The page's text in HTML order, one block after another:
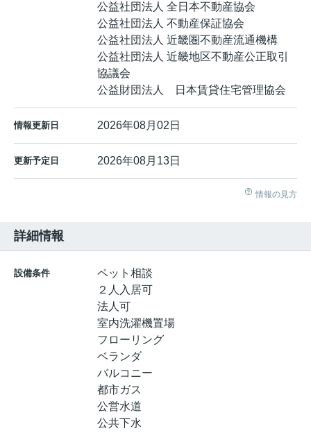
公益社団法人 全日本不動産協会
公益社団法人 不動産保証協会
公益社団法人 近畿圏不動産流通機構
公益社団法人 近畿地区不動産公正取引
協議会
公益財団法人 日本賃貸住宅管理協会
情報更新日 2026年08月02日
更新予定日 2026年08月13日
情報の見方
詳細情報
設備条件
ペット相談
２人入居可
法人可
室内洗濯機置場
フローリング
ベランダ
バルコニー
都市ガス
公営水道
公共下水